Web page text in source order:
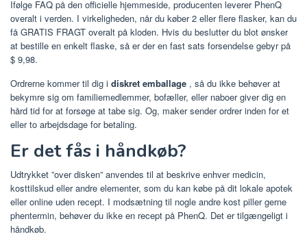
Ifølge FAQ på den officielle hjemmeside, producenten leverer PhenQ
overalt i verden. I virkeligheden, når du køber 2 eller flere flasker, kan du
få GRATIS FRAGT overalt på kloden. Hvis du beslutter du blot ønsker
at bestille en enkelt flaske, så er der en fast sats forsendelse gebyr på
$ 9,98.
Ordrerne kommer til dig i diskret emballage , så du ikke behøver at
bekymre sig om familiemedlemmer, bofæller, eller naboer giver dig en
hård tid for at forsøge at tabe sig. Og, maker sender ordrer inden for et
eller to arbejdsdage for betaling.
Er det fås i håndkøb?
Udtrykket ”over disken” anvendes til at beskrive enhver medicin,
kosttilskud eller andre elementer, som du kan købe på dit lokale apotek
eller online uden recept. I modsætning til nogle andre kost piller gerne
phentermin, behøver du ikke en recept på PhenQ. Det er tilgængeligt i
håndkøb.